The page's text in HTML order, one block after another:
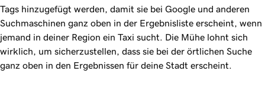
Tags hinzugefügt werden, damit sie bei Google und anderen
Suchmaschinen ganz oben in der Ergebnisliste erscheint, wenn
jemand in deiner Region ein Taxi sucht. Die Mühe lohnt sich
wirklich, um sicherzustellen, dass sie bei der örtlichen Suche
ganz oben in den Ergebnissen für deine Stadt erscheint.